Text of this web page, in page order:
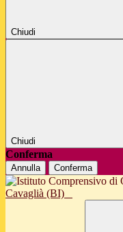
Chiudi
Chiudi
Conferma
Annulla Conferma
Cavaglià (BI)